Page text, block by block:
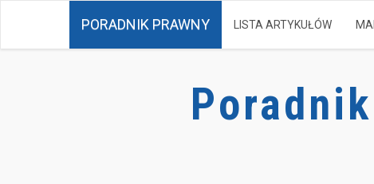
PORADNIK PRAWNY LISTA ARTYKUŁÓW